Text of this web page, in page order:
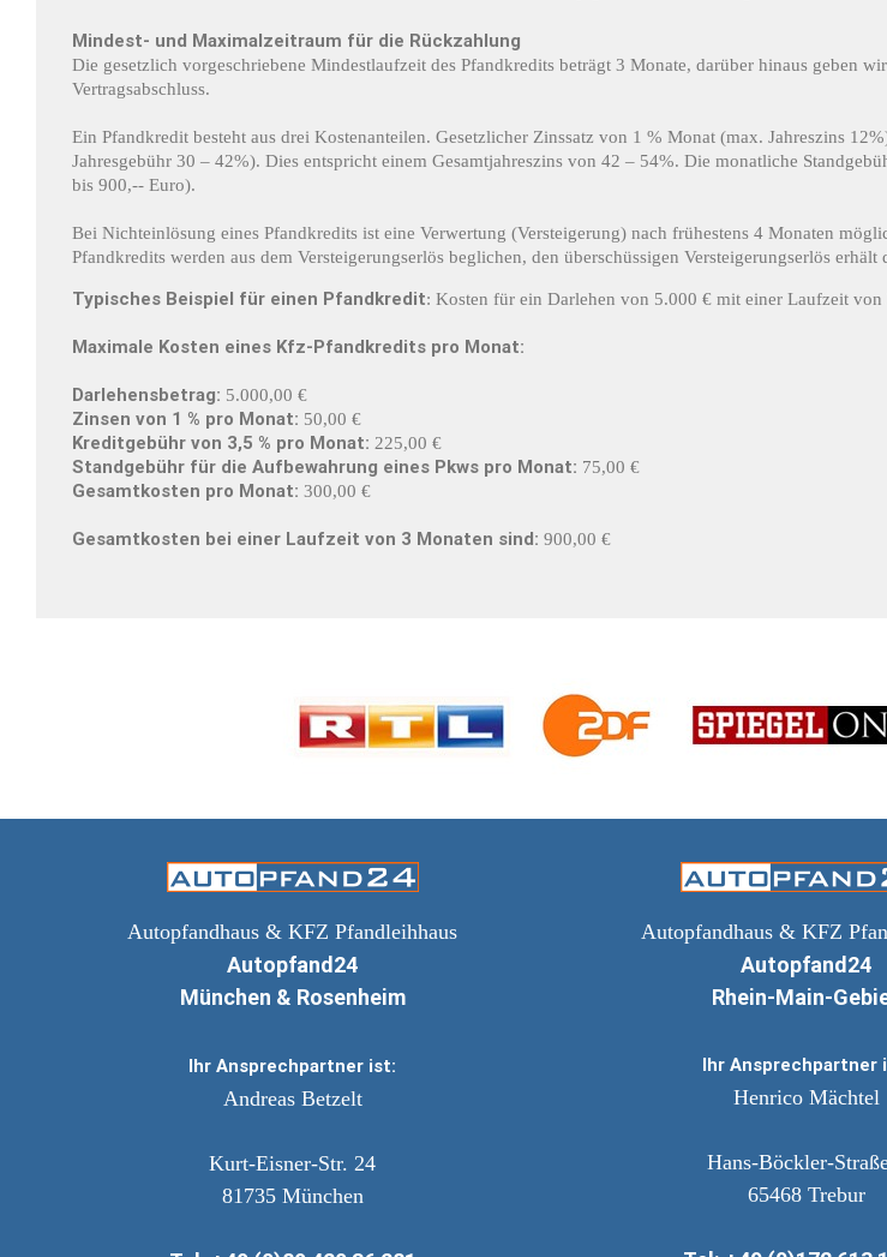
Mindest- und Maximalzeitraum für die Rückzahlung
Die gesetzlich vorgeschriebene Mindestlaufzeit des Pfandkredits beträgt 3 Monate, darüber hinaus geben
Vertragsabschluss.
Ein Pfandkredit besteht aus drei Kostenanteilen. Gesetzlicher Zinssatz von 1 % Monat (max. Jahreszins
Jahresgebühr 30 – 42%). Dies entspricht einem Gesamtjahreszins von 42 – 54%. Die monatliche
bis 900,-- Euro).
Bei Nichteinlösung eines Pfandkredits ist eine Verwertung (Versteigerung) nach frühestens 4 Monaten
Pfandkredits werden aus dem Versteigerungserlös beglichen, den überschüssigen Versteigerungserlös erhält
Typisches Beispiel für einen Pfandkredit: Kosten für ein Darlehen von 5.000 € mit einer Laufzeit von
Maximale Kosten eines Kfz-Pfandkredits pro Monat:
Darlehensbetrag: 5.000,00 €
Zinsen von 1 % pro Monat: 50,00 €
Kreditgebühr von 3,5 % pro Monat: 225,00 €
Standgebühr für die Aufbewahrung eines Pkws pro Monat: 75,00 €
Gesamtkosten pro Monat: 300,00 €
Gesamtkosten bei einer Laufzeit von 3 Monaten sind: 900,00 €
Autopfandhaus & KFZ Pfandleihhaus
Autopfand24
München & Rosenheim
Ihr Ansprechpartner ist:
Andreas Betzelt
Kurt-Eisner-Str. 24
81735 München
Autopfandhaus & KFZ
Autopfand24
Rhein-Main-
Ihr Ansprechpartner
Henrico Mächtel
Hans-Böckler-
65468 Trebur